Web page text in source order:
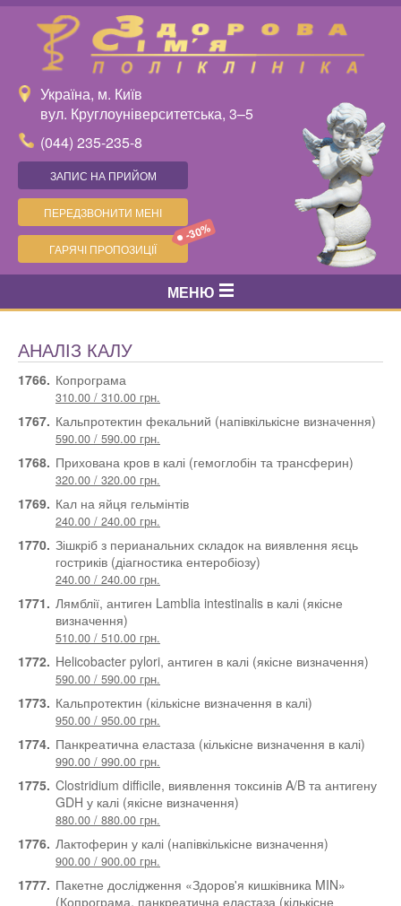
Україна, м. Київ
вул. Круглоуніверситетська, 3–5
(044) 235-235-8
ЗАПИС НА ПРИЙОМ
ПЕРЕДЗВОНИТИ МЕНІ
ГАРЯЧІ ПРОПОЗИЦІЇ
-30%
МЕНЮ
АНАЛІЗ КАЛУ
1766. Копрограма
310.00 / 310.00 грн.
1767. Кальпротектин фекальний (напівкількісне визначення)
590.00 / 590.00 грн.
1768. Прихована кров в калі (гемоглобін та трансферин)
320.00 / 320.00 грн.
1769. Кал на яйця гельмінтів
240.00 / 240.00 грн.
1770. Зішкріб з перианальних складок на виявлення яєць
гостриків (діагностика ентеробіозу)
240.00 / 240.00 грн.
1771. Лямблії, антиген Lamblia intestinalis в калі (якісне
визначення)
510.00 / 510.00 грн.
1772. Helicobacter pylori, антиген в калі (якісне визначення)
590.00 / 590.00 грн.
1773. Кальпротектин (кількісне визначення в калі)
950.00 / 950.00 грн.
1774. Панкреатична еластаза (кількісне визначення в калі)
990.00 / 990.00 грн.
1775. Clostridium difficile, виявлення токсинів A/B та антигену
GDH у калі (якісне визначення)
880.00 / 880.00 грн.
1776. Лактоферин у калі (напівкількісне визначення)
900.00 / 900.00 грн.
1777. Пакетне дослідження «Здоров'я кишківника MIN»
(Копрограма, панкреатична еластаза (кількісне